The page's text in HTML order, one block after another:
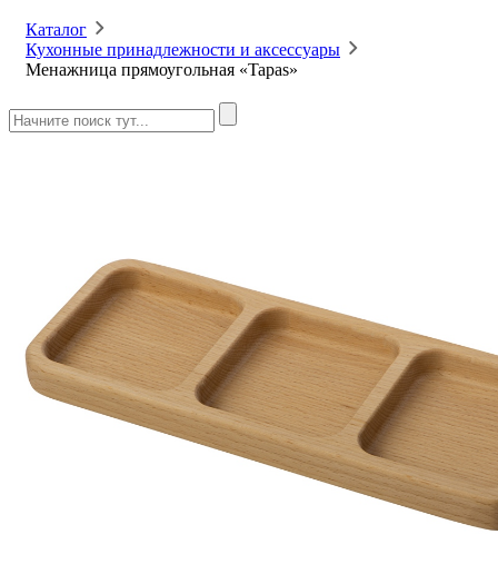
Каталог
Кухонные принадлежности и аксессуары
Менажница прямоугольная «Tapas»